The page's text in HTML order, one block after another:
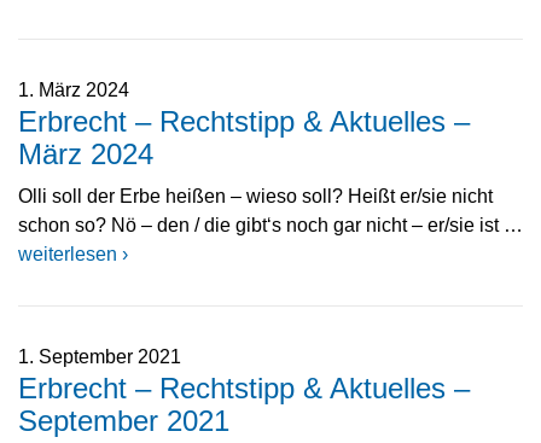
1. März 2024
Erbrecht – Rechtstipp & Aktuelles –
März 2024
Olli soll der Erbe heißen – wieso soll? Heißt er/sie nicht
schon so? Nö – den / die gibt‘s noch gar nicht – er/sie ist …
weiterlesen ›
1. September 2021
Erbrecht – Rechtstipp & Aktuelles –
September 2021